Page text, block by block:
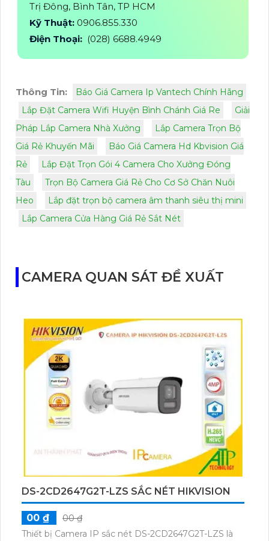
Trị Đông, Bình Tân, TP HCM
Kỹ Thuật: 0906.855.330
Điện Thoại: (028) 6688.4949
Thông Tin:
Báo Giá Camera Ip Vantech Chính Hãng
Lắp Đặt Camera Wifi Huyện Bình Chánh Giá Re
Giải
Pháp Lắp Camera Nhà Xưởng
Lắp Camera Trọn Bộ
Giá Rẻ Khuyến Mãi
Báo Giá Camera Hd Kbvision Giá
Rẻ
Lắp Đặt Trọn Gói 4 Camera Cho Xưởng Đóng
Tàu
Trọn Bộ Camera Giá Rẻ Cho Cơ Sở Chăn Nuôi
Heo
Lắp đặt trọn bộ camera âm thanh siêu thị mini
Lắp Camera Cửa Hàng Giá Rẻ Sắt Nét
CAMERA QUAN SÁT ĐỀ XUẤT
DS-2CD2647G2T-LZS SẮC NÉT HIKVISION
00 ₫
00 ₫
Thiết bị Camera IP sắc nét DS-2CD2647G2T-LZS là